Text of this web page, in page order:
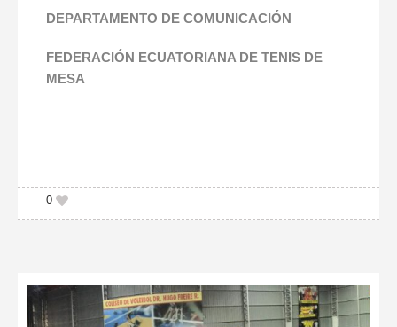
DEPARTAMENTO DE COMUNICACIÓN
FEDERACIÓN ECUATORIANA DE TENIS DE
MESA
0